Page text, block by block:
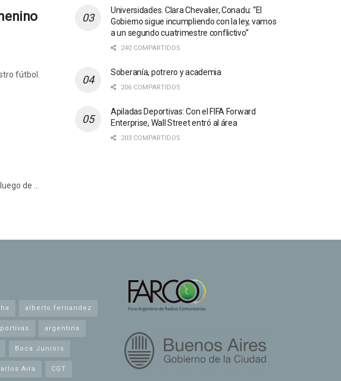
fútbol.
de ...
Universidades. Clara Chevalier, Conadu: “El
Gobierno sigue incumpliendo con la ley, vamos
a un segundo cuatrimestre conflictivo”
240 COMPARTIDOS
Soberanía, potrero y academia
206 COMPARTIDOS
Apiladas Deportivas: Con el FIFA Forward
Enterprise, Wall Street entró al área
203 COMPARTIDOS
alberto fernandez
argentina
Boca Juniors
Aira CGT